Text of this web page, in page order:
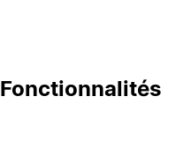
Fonctionnalités